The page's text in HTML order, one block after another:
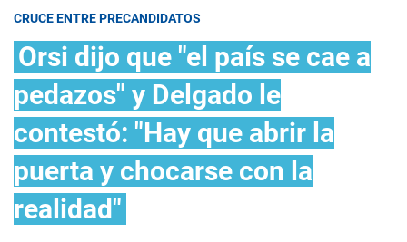
CRUCE ENTRE PRECANDIDATOS
Orsi dijo que "el país se cae a
pedazos" y Delgado le
contestó: "Hay que abrir la
puerta y chocarse con la
realidad"